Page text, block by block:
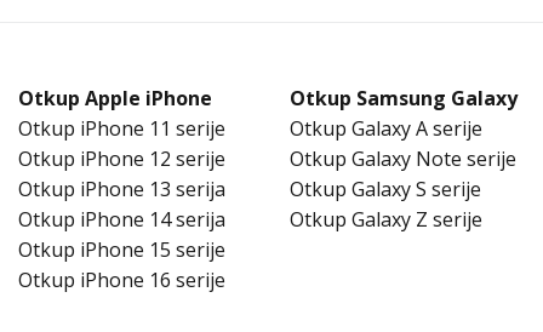
Otkup Apple iPhone
Otkup iPhone 11 serije
Otkup iPhone 12 serije
Otkup iPhone 13 serija
Otkup iPhone 14 serija
Otkup iPhone 15 serije
Otkup iPhone 16 serije
Otkup Samsung Galaxy
Otkup Galaxy A serije
Otkup Galaxy Note serije
Otkup Galaxy S serije
Otkup Galaxy Z serije